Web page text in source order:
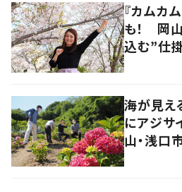
『カムカ
も！ 岡
込む”仕
海が見え
にアジ
山・浅口